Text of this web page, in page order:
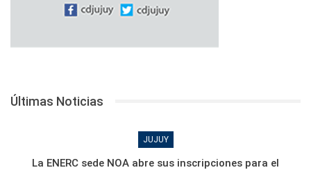
Últimas Noticias
JUJUY
La ENERC sede NOA abre sus inscripciones para el